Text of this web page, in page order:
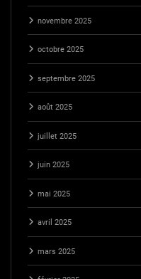
novembre 2025
octobre 2025
septembre 2025
août 2025
juillet 2025
juin 2025
mai 2025
avril 2025
mars 2025